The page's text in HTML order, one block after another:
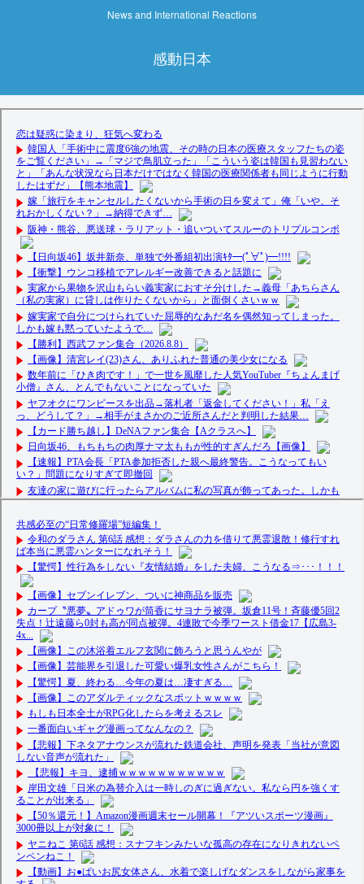
News and International Reactions
感動日本